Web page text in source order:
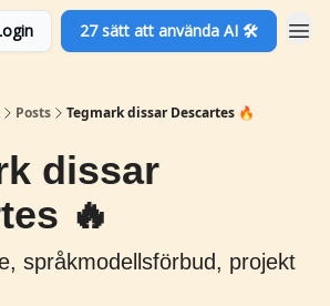
27 sätt att använda AI 🛠️
Posts Tegmark dissar Descartes 🔥
dissar
🔥
språkmodellsförbud, projekt